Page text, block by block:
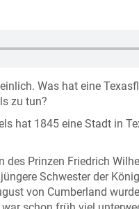
Was hat eine
zu tun?
hat 1845 eine Stadt in
Prinzen Friedrich
Schwester der
von Cumberland